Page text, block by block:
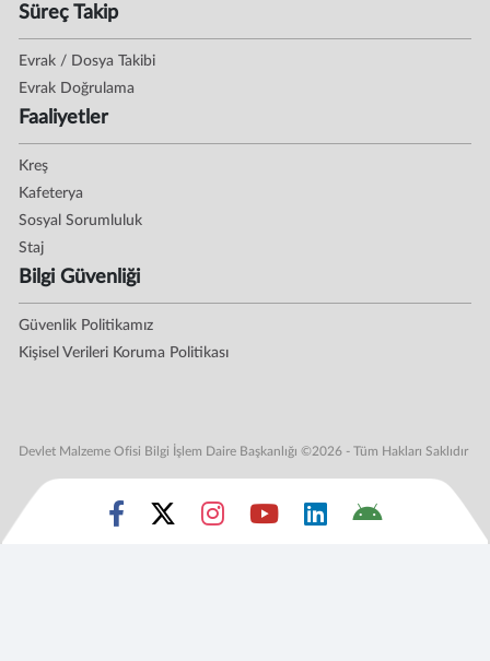
Süreç Takip
Evrak / Dosya Takibi
Evrak Doğrulama
Faaliyetler
Kreş
Kafeterya
Sosyal Sorumluluk
Staj
Bilgi Güvenliği
Güvenlik Politikamız
Kişisel Verileri Koruma Politikası
Devlet Malzeme Ofisi Bilgi İşlem Daire Başkanlığı ©2026 - Tüm Hakları Saklıdır